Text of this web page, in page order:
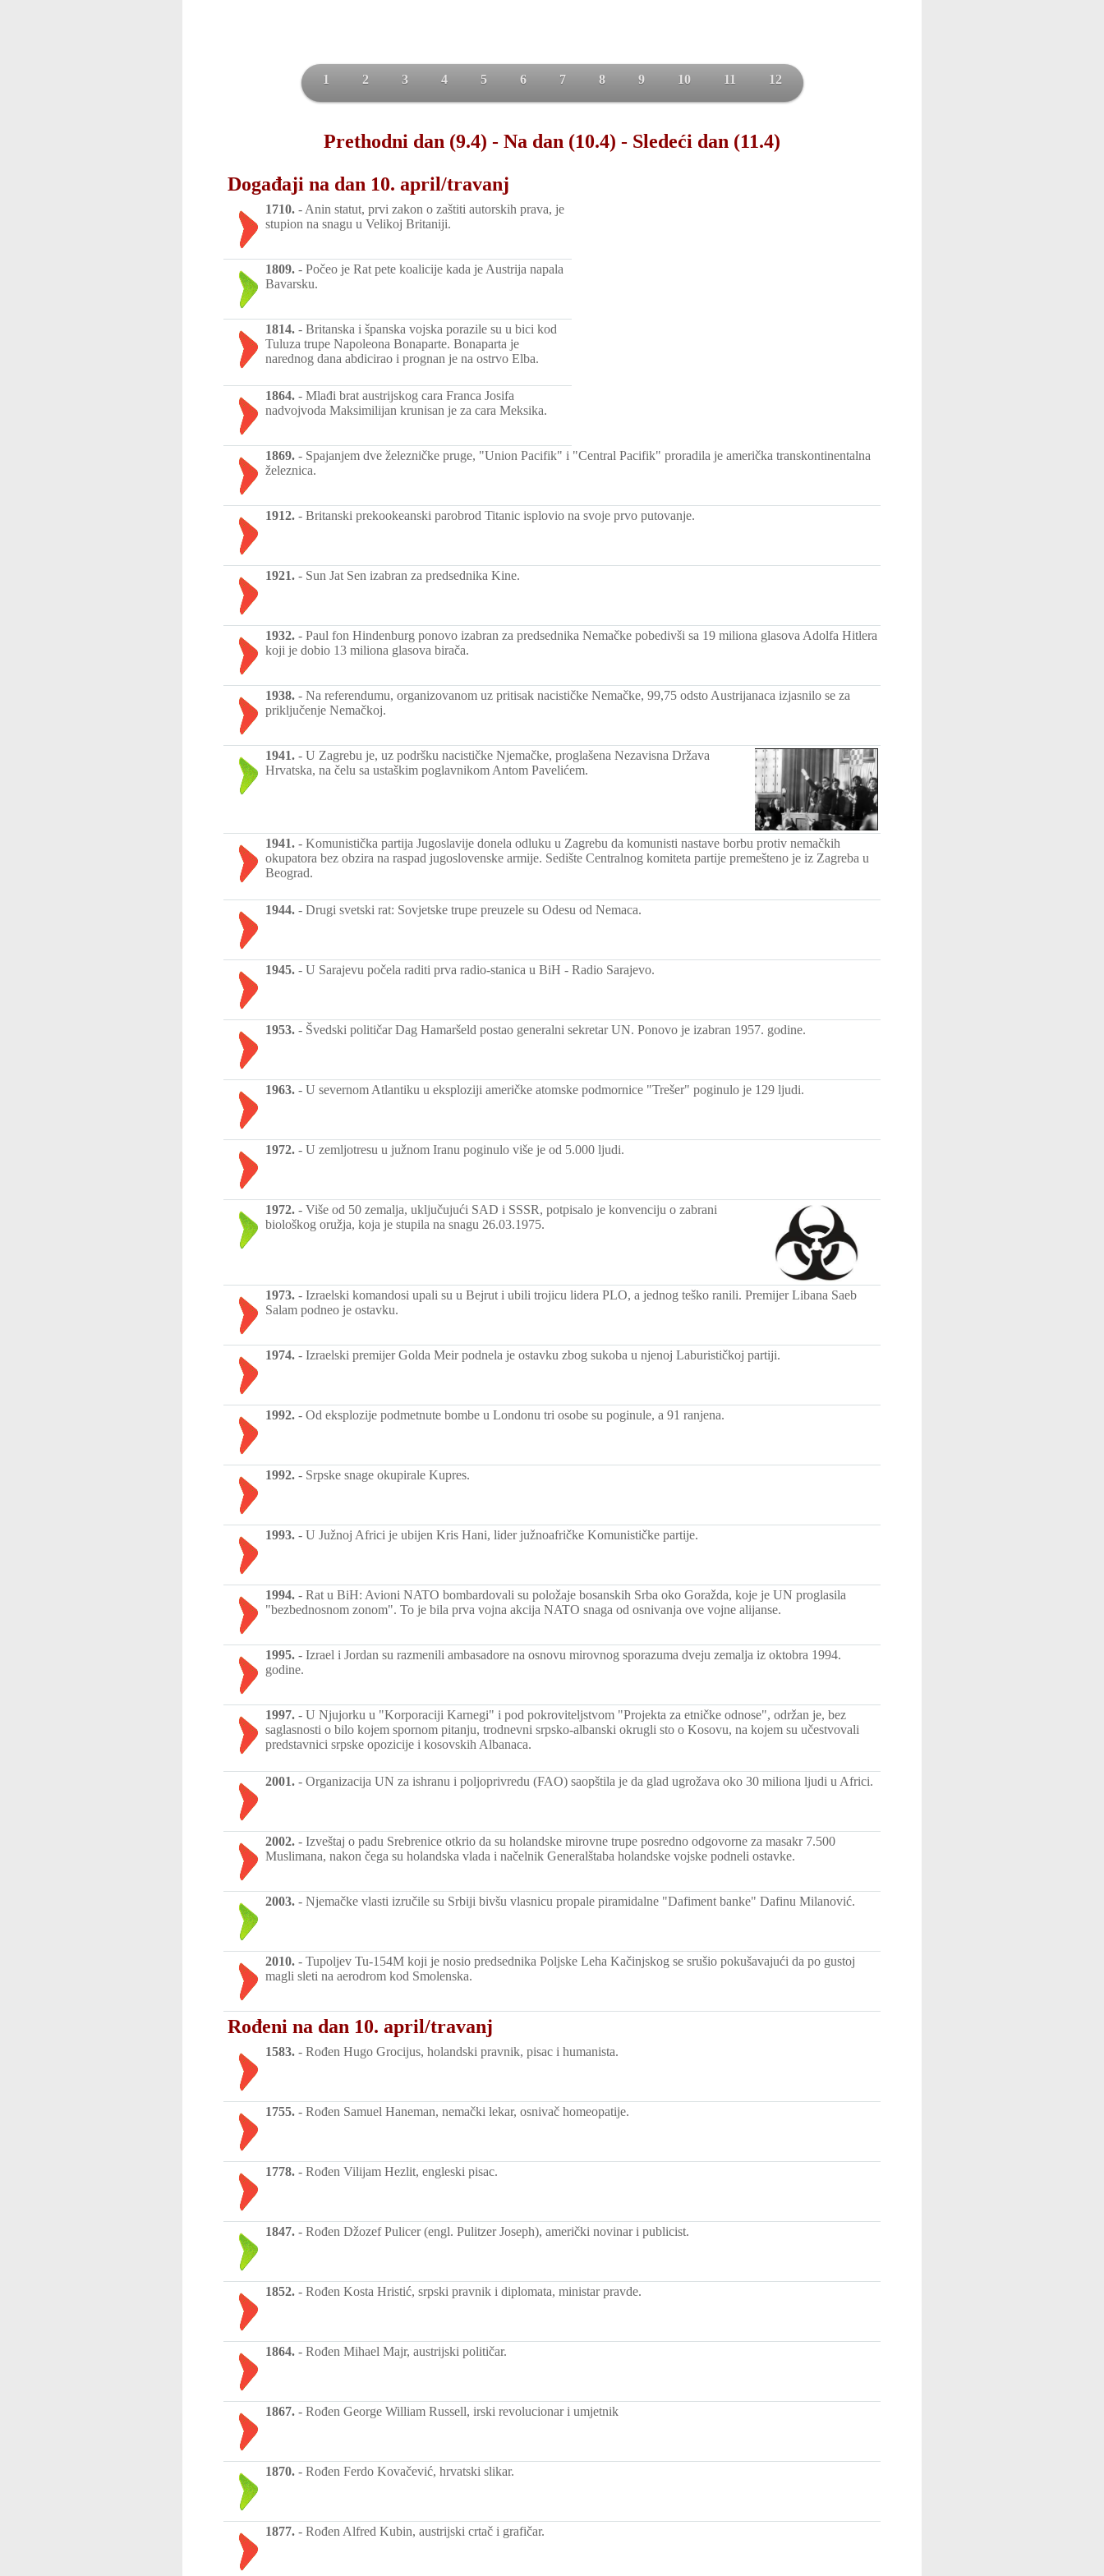
1 2 3 4 5 6 7 8 9 10 11 12
Prethodni dan (9.4) - Na dan (10.4) - Sledeći dan (11.4)
Događaji na dan 10. april/travanj
1710. - Anin statut, prvi zakon o zaštiti autorskih prava, je
stupion na snagu u Velikoj Britaniji.
1809. - Počeo je Rat pete koalicije kada je Austrija napala
Bavarsku.
1814. - Britanska i španska vojska porazile su u bici kod
Tuluza trupe Napoleona Bonaparte. Bonaparta je
narednog dana abdicirao i prognan je na ostrvo Elba.
1864. - Mlađi brat austrijskog cara Franca Josifa
nadvojvoda Maksimilijan krunisan je za cara Meksika.
1869. - Spajanjem dve železničke pruge, "Union Pacifik" i "Central Pacifik" proradila je američka transkontinentalna
železnica.
1912. - Britanski prekookeanski parobrod Titanic isplovio na svoje prvo putovanje.
1921. - Sun Jat Sen izabran za predsednika Kine.
1932. - Paul fon Hindenburg ponovo izabran za predsednika Nemačke pobedivši sa 19 miliona glasova Adolfa Hitlera
koji je dobio 13 miliona glasova birača.
1938. - Na referendumu, organizovanom uz pritisak nacističke Nemačke, 99,75 odsto Austrijanaca izjasnilo se za
priključenje Nemačkoj.
1941. - U Zagrebu je, uz podršku nacističke Njemačke, proglašena Nezavisna Država
Hrvatska, na čelu sa ustaškim poglavnikom Antom Pavelićem.
1941. - Komunistička partija Jugoslavije donela odluku u Zagrebu da komunisti nastave borbu protiv nemačkih
okupatora bez obzira na raspad jugoslovenske armije. Sedište Centralnog komiteta partije premešteno je iz Zagreba u
Beograd.
1944. - Drugi svetski rat: Sovjetske trupe preuzele su Odesu od Nemaca.
1945. - U Sarajevu počela raditi prva radio-stanica u BiH - Radio Sarajevo.
1953. - Švedski političar Dag Hamaršeld postao generalni sekretar UN. Ponovo je izabran 1957. godine.
1963. - U severnom Atlantiku u eksploziji američke atomske podmornice "Trešer" poginulo je 129 ljudi.
1972. - U zemljotresu u južnom Iranu poginulo više je od 5.000 ljudi.
1972. - Više od 50 zemalja, uključujući SAD i SSSR, potpisalo je konvenciju o zabrani
biološkog oružja, koja je stupila na snagu 26.03.1975.
1973. - Izraelski komandosi upali su u Bejrut i ubili trojicu lidera PLO, a jednog teško ranili. Premijer Libana Saeb
Salam podneo je ostavku.
1974. - Izraelski premijer Golda Meir podnela je ostavku zbog sukoba u njenoj Laburističkoj partiji.
1992. - Od eksplozije podmetnute bombe u Londonu tri osobe su poginule, a 91 ranjena.
1992. - Srpske snage okupirale Kupres.
1993. - U Južnoj Africi je ubijen Kris Hani, lider južnoafričke Komunističke partije.
1994. - Rat u BiH: Avioni NATO bombardovali su položaje bosanskih Srba oko Goražda, koje je UN proglasila
"bezbednosnom zonom". To je bila prva vojna akcija NATO snaga od osnivanja ove vojne alijanse.
1995. - Izrael i Jordan su razmenili ambasadore na osnovu mirovnog sporazuma dveju zemalja iz oktobra 1994.
godine.
1997. - U Njujorku u "Korporaciji Karnegi" i pod pokroviteljstvom "Projekta za etničke odnose", održan je, bez
saglasnosti o bilo kojem spornom pitanju, trodnevni srpsko-albanski okrugli sto o Kosovu, na kojem su učestvovali
predstavnici srpske opozicije i kosovskih Albanaca.
2001. - Organizacija UN za ishranu i poljoprivredu (FAO) saopštila je da glad ugrožava oko 30 miliona ljudi u Africi.
2002. - Izveštaj o padu Srebrenice otkrio da su holandske mirovne trupe posredno odgovorne za masakr 7.500
Muslimana, nakon čega su holandska vlada i načelnik Generalštaba holandske vojske podneli ostavke.
2003. - Njemačke vlasti izručile su Srbiji bivšu vlasnicu propale piramidalne "Dafiment banke" Dafinu Milanović.
2010. - Tupoljev Tu-154M koji je nosio predsednika Poljske Leha Kačinjskog se srušio pokušavajući da po gustoj
magli sleti na aerodrom kod Smolenska.
Rođeni na dan 10. april/travanj
1583. - Rođen Hugo Grocijus, holandski pravnik, pisac i humanista.
1755. - Rođen Samuel Haneman, nemački lekar, osnivač homeopatije.
1778. - Rođen Vilijam Hezlit, engleski pisac.
1847. - Rođen Džozef Pulicer (engl. Pulitzer Joseph), američki novinar i publicist.
1852. - Rođen Kosta Hristić, srpski pravnik i diplomata, ministar pravde.
1864. - Rođen Mihael Majr, austrijski političar.
1867. - Rođen George William Russell, irski revolucionar i umjetnik
1870. - Rođen Ferdo Kovačević, hrvatski slikar.
1877. - Rođen Alfred Kubin, austrijski crtač i grafičar.